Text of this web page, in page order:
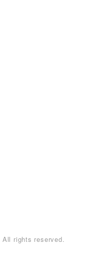
rights reserved.